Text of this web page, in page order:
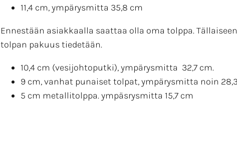
11,4 cm, ympärysmitta 35,8 cm
Ennestään asiakkaalla saattaa olla oma tolppa.
tolpan pakuus tiedetään.
10,4 cm (vesijohtoputki), ympärysmitta 32,7 cm.
9 cm, vanhat punaiset tolpat, ympärysmitta noin
5 cm metallitolppa. ympäsrysmitta 15,7 cm